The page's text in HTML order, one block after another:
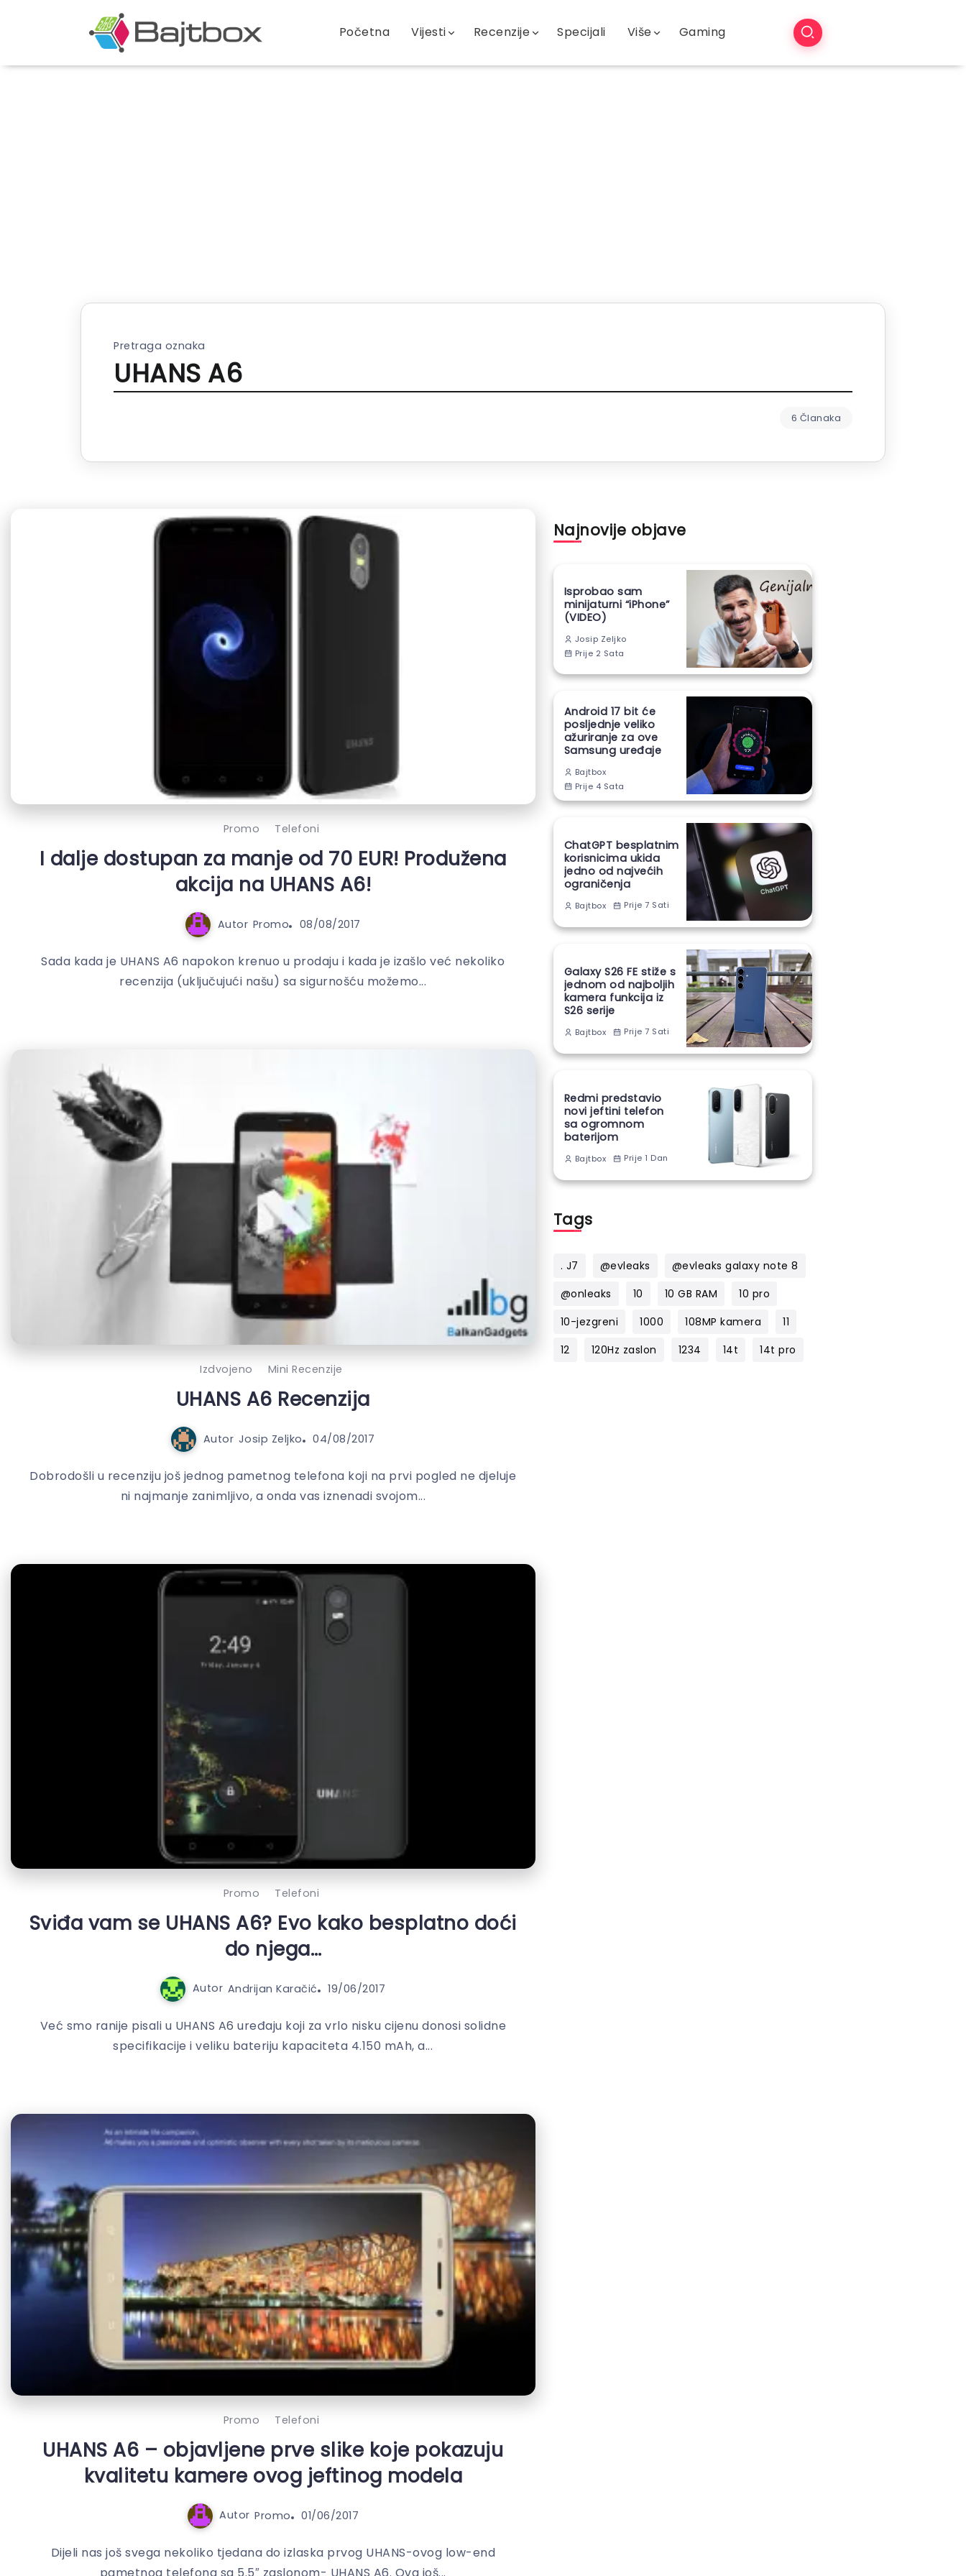
Početna Vijesti Recenzije Specijali Više Gaming
Pretraga oznaka
UHANS A6
6 Članaka
Promo Telefoni
I dalje dostupan za manje od 70 EUR! Produžena
akcija na UHANS A6!
Autor Promo 08/08/2017
Sada kada je UHANS A6 napokon krenuo u prodaju i kada je izašlo već nekoliko
recenzija (uključujući našu) sa sigurnošću možemo...
Izdvojeno Mini Recenzije
UHANS A6 Recenzija
Autor Josip Zeljko 04/08/2017
Dobrodošli u recenziju još jednog pametnog telefona koji na prvi pogled ne djeluje
ni najmanje zanimljivo, a onda vas iznenadi svojom...
Promo Telefoni
Sviđa vam se UHANS A6? Evo kako besplatno doći
do njega…
Autor Andrijan Karačić 19/06/2017
Već smo ranije pisali u UHANS A6 uređaju koji za vrlo nisku cijenu donosi solidne
specifikacije i veliku bateriju kapaciteta 4.150 mAh, a...
Promo Telefoni
UHANS A6 – objavljene prve slike koje pokazuju
kvalitetu kamere ovog jeftinog modela
Autor Promo 01/06/2017
Dijeli nas još svega nekoliko tjedana do izlaska prvog UHANS-ovog low-end
pametnog telefona sa 5.5″ zaslonom- UHANS A6. Ova još...
Najnovije objave
Isprobao sam
minijaturni “iPhone”
(VIDEO)
Josip Zeljko
Prije 2 Sata
Android 17 bit će
posljednje veliko
ažuriranje za ove
Samsung uređaje
Bajtbox
Prije 4 Sata
ChatGPT besplatnim
korisnicima ukida
jedno od najvećih
ograničenja
Bajtbox Prije 7 Sati
Galaxy S26 FE stiže s
jednom od najboljih
kamera funkcija iz
S26 serije
Bajtbox Prije 7 Sati
Redmi predstavio
novi jeftini telefon
sa ogromnom
baterijom
Bajtbox Prije 1 Dan
Tags
. J7 @evleaks
@evleaks galaxy note 8
@onleaks
10 10 GB RAM
10 pro
10-jezgreni
1000 108MP kamera
11
12
120Hz zaslon 1234 14t 14t pro